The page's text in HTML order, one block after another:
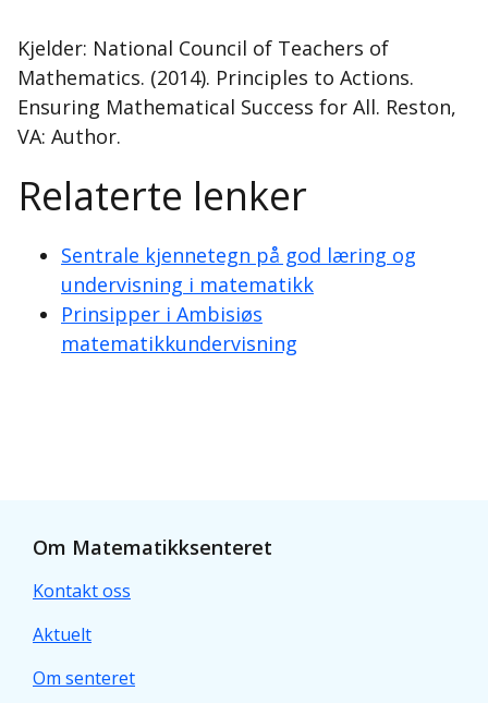
Kjelder: National Council of Teachers of
Mathematics. (2014). Principles to Actions.
Ensuring Mathematical Success for All. Reston,
VA: Author.
Relaterte lenker
Sentrale kjennetegn på god læring og
undervisning i matematikk
Prinsipper i Ambisiøs
matematikkundervisning
Om Matematikksenteret
Kontakt oss
Aktuelt
Om senteret